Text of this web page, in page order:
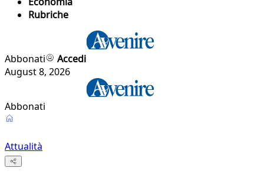
Rubriche
Abbonati
Accedi
August 8, 2026
Abbonati
Attualità